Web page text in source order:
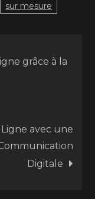
sur mesure
grâce à la
avec une
Digitale